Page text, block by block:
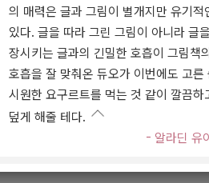
의 매력은 글과 그림이 별개지만 유기적
있다. 글을 따라 그린 그림이 아니라 글
장시키는 글과의 긴밀한 호흡이 그림책
호흡을 잘 맞춰온 듀오가 이번에도 고
시원한 요구르트를 먹는 것 같이 깔끔
덮게 해줄 테다.
- 알라딘 유